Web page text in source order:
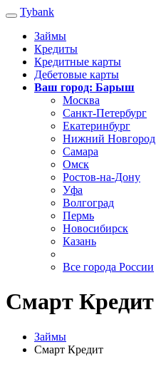
Tybank
Займы
Кредиты
Кредитные карты
Дебетовые карты
Ваш город: Барыш
Москва
Санкт-Петербург
Екатеринбург
Нижний Новгород
Самара
Омск
Ростов-на-Дону
Уфа
Волгоград
Пермь
Новосибирск
Казань
Все города России
Смарт Кредит
Займы
Смарт Кредит